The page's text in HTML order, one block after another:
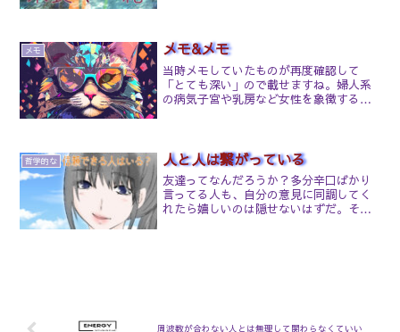
年期、中年期、晩年期と３段階であり、
旅館や会社なども３代目が相続すると安
定感が出てくると言われます。家系も
親、子、孫の３代で結実を見ます。離婚
や再婚、不倫、別居など愛情問題の多い
系」では、その孫の男の子（長男）に未
婚、破産や倒産、離婚といったことが頻
出します。つまり、祖父母の代の報いは
孫の代で結実するということです。極端
な場合は、平均より寿命が短くなること
メモ メモ&メモ
当時メモしていたものが再度確認して
「とても深い」ので載せますね。婦人系
の病気子宮や乳房など女性を象徴する部
見直しが必要。（※勿論全員で...
哲学的な 人と人は繋がっている
友達ってなんだろうか？多分辛口ばかり
言ってる人も、自分の意見に同調してく
れたら嬉しいのは隠せないはずだ。その
周波数が合わない人とは無理して関わらなくていい